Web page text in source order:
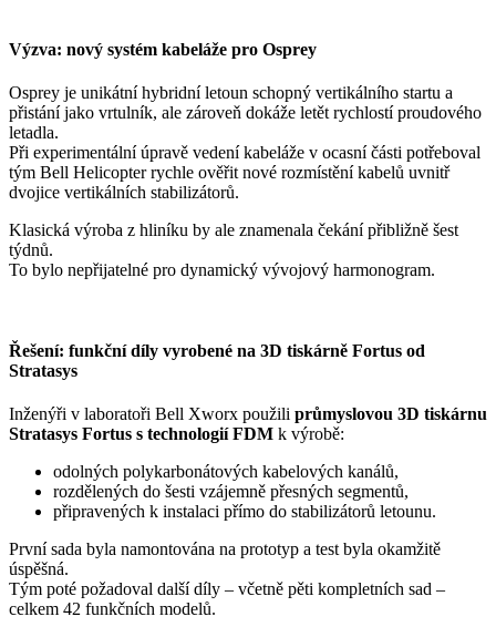
Výzva: nový systém kabeláže pro Osprey
Osprey je unikátní hybridní letoun schopný vertikálního startu a
přistání jako vrtulník, ale zároveň dokáže letět rychlostí proudového
letadla.
Při experimentální úpravě vedení kabeláže v ocasní části potřeboval
tým Bell Helicopter rychle ověřit nové rozmístění kabelů uvnitř
dvojice vertikálních stabilizátorů.
Klasická výroba z hliníku by ale znamenala čekání přibližně šest
týdnů.
To bylo nepřijatelné pro dynamický vývojový harmonogram.
Řešení: funkční díly vyrobené na 3D tiskárně Fortus od
Stratasys
Inženýři v laboratoři Bell Xworx použili průmyslovou 3D tiskárnu
Stratasys Fortus s technologií FDM k výrobě:
odolných polykarbonátových kabelových kanálů,
rozdělených do šesti vzájemně přesných segmentů,
připravených k instalaci přímo do stabilizátorů letounu.
První sada byla namontována na prototyp a test byla okamžitě
úspěšná.
Tým poté požadoval další díly – včetně pěti kompletních sad –
celkem 42 funkčních modelů.